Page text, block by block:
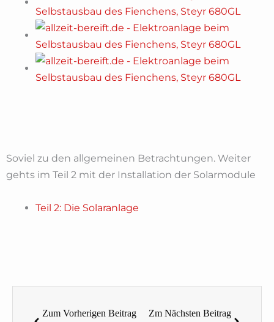
Soviel zu den allgemeinen Betrachtungen. Weiter
gehts im Teil 2 mit der Installation der Solarmodule
Teil 2: Die Solaranlage
Zum Vorherigen Beitrag Zm Nächsten Beitrag